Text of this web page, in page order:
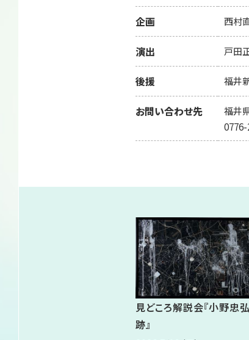
企画 西村
演出 戸田
後援 福井
お問い合わせ先
福井
見どころ解説会『小野
跡』